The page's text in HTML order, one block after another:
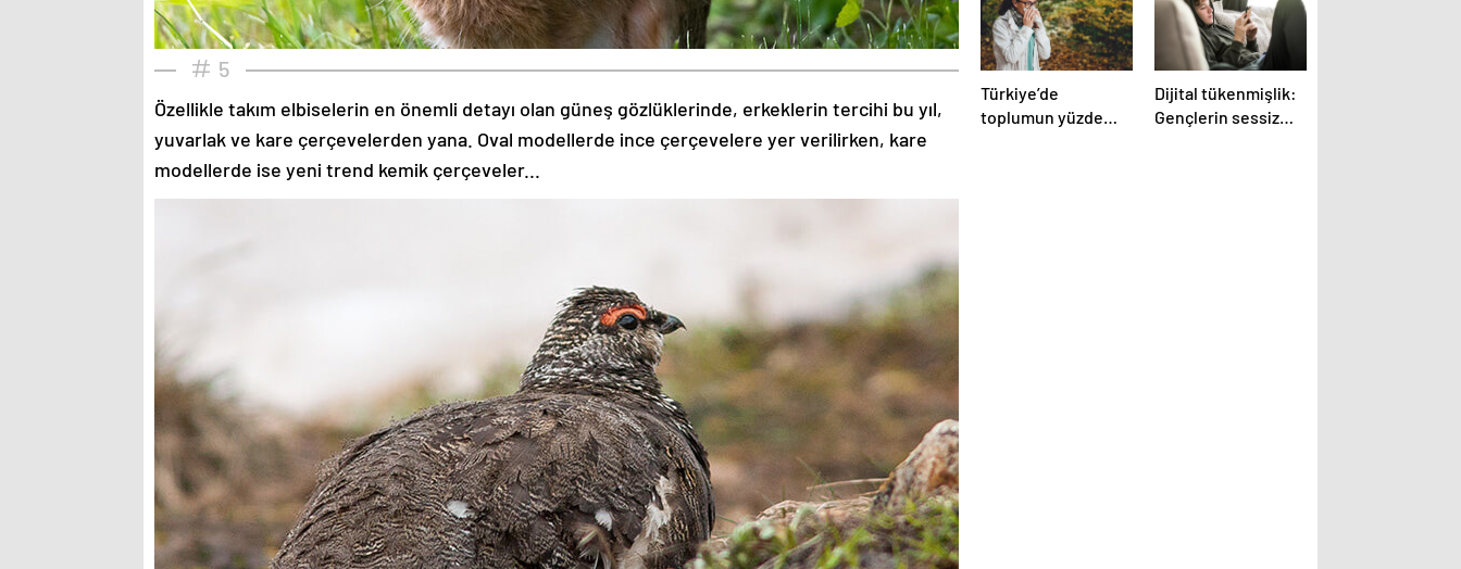
5
Özellikle takım elbiselerin en önemli detayı olan güneş gözlüklerinde, erkeklerin tercihi bu yıl,
yuvarlak ve kare çerçevelerden yana. Oval modellerde ince çerçevelere yer verilirken, kare
modellerde ise yeni trend kemik çerçeveler...
Türkiye’de
toplumun yüzde
Dijital tükenmişlik:
Gençlerin sessiz